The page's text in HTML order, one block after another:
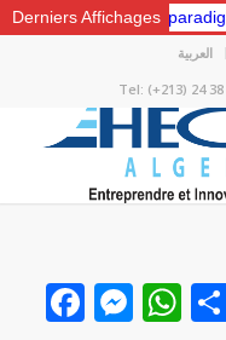
Derniers Affichages
un nouveau
العربية
Tel: (+213) 24